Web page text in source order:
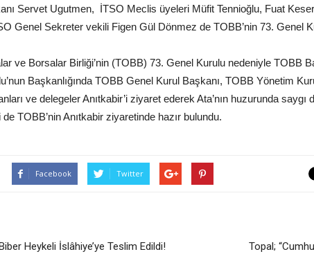
Servet Ugutmen, İTSO Meclis üyeleri Müfit Tennioğlu, Fuat
Genel Sekreter vekili Figen Gül Dönmez de TOBB’nin 73. Genel
ve Borsalar Birliği’nin (TOBB) 73. Genel Kurulu nedeniyle TOBB
Başkanlığında TOBB Genel Kurul Başkanı, TOBB Yönetim
ve delegeler Anıtkabir’i ziyaret ederek Ata’nın huzurunda saygı
TOBB’nin Anıtkabir ziyaretinde hazır bulundu.
Facebook Twitter
Heykeli İslâhiye’ye Teslim Edildi!
Topal;